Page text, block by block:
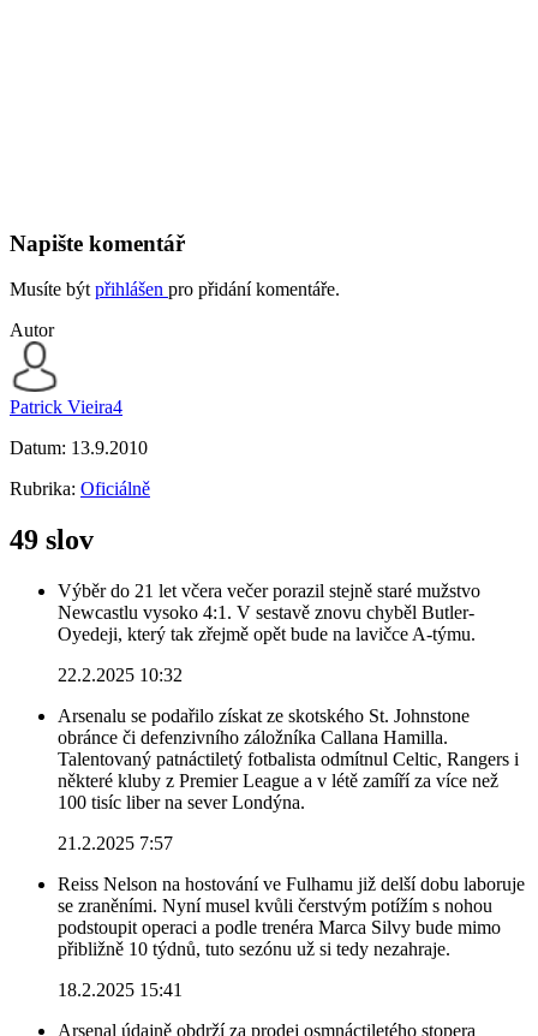
Napište komentář
Musíte být přihlášen pro přidání komentáře.
Autor
Patrick Vieira4
Datum: 13.9.2010
Rubrika: Oficiálně
49 slov
Výběr do 21 let včera večer porazil stejně staré mužstvo
Newcastlu vysoko 4:1. V sestavě znovu chyběl Butler-
Oyedeji, který tak zřejmě opět bude na lavičce A-týmu.
22.2.2025 10:32
Arsenalu se podařilo získat ze skotského St. Johnstone
obránce či defenzivního záložníka Callana Hamilla.
Talentovaný patnáctiletý fotbalista odmítnul Celtic, Rangers i
některé kluby z Premier League a v létě zamíří za více než
100 tisíc liber na sever Londýna.
21.2.2025 7:57
Reiss Nelson na hostování ve Fulhamu již delší dobu laboruje
se zraněními. Nyní musel kvůli čerstvým potížím s nohou
podstoupit operaci a podle trenéra Marca Silvy bude mimo
přibližně 10 týdnů, tuto sezónu už si tedy nezahraje.
18.2.2025 15:41
Arsenal údajně obdrží za prodej osmnáctiletého stopera